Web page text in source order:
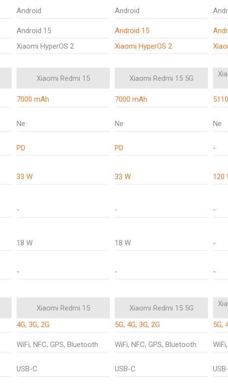
Android Android
Android 15 Android 15
Xiaomi HyperOS 2 Xiaomi HyperOS 2
Xiaomi Redmi 15 Xiaomi Redmi 15 5G
7000 mAh 7000 mAh
Ne Ne Ne
PD PD -
33 W 33 W 120
- - -
18 W 18 W -
- - -
Xiaomi Redmi 15 Xiaomi Redmi 15 5G
4G, 3G, 2G 5G, 4G, 3G, 2G 5G,
WiFi, NFC, GPS, Bluetooth WiFi, NFC, GPS, Bluetooth
USB-C USB-C